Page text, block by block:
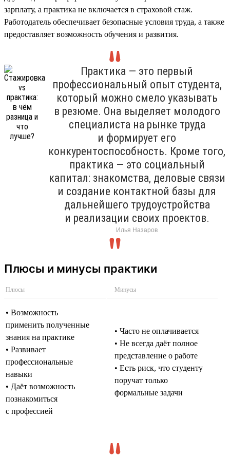
зарплату, а практика не включается в страховой стаж.
Работодатель обеспечивает безопасные условия труда, а также
предоставляет возможность обучения и развития.
Практика — это первый
профессиональный опыт студента,
который можно смело указывать
в резюме. Она выделяет молодого
специалиста на рынке труда
и формирует его
конкурентоспособность. Кроме того,
практика — это социальный
капитал: знакомства, деловые связи
и создание контактной базы для
дальнейшего трудоустройства
и реализации своих проектов.
Илья Назаров
Плюсы и минусы практики
Плюсы Минусы
• Возможность
применить полученные
знания на практике
• Развивает
профессиональные
навыки
• Даёт возможность
познакомиться
с профессией
• Часто не оплачивается
• Не всегда даёт полное
представление о работе
• Есть риск, что студенту
поручат только
формальные задачи